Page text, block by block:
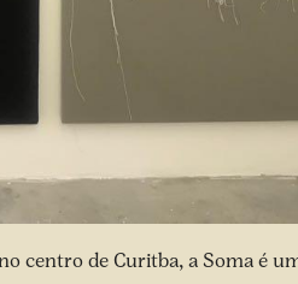
centro de Curitba, a Soma é